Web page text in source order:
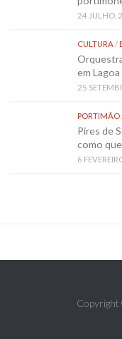
24 JULHO,
CULTURA/
em Lagoa
25
PORTIMÃO
Pires de
como
6